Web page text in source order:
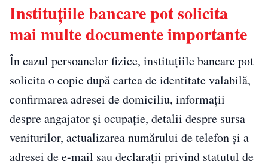
Instituțiile bancare pot solicita
mai multe documente importante
În cazul persoanelor fizice, instituțiile bancare pot
solicita o copie după cartea de identitate valabilă,
confirmarea adresei de domiciliu, informații
despre angajator și ocupație, detalii despre sursa
veniturilor, actualizarea numărului de telefon și a
adresei de e-mail sau declarații privind statutul de